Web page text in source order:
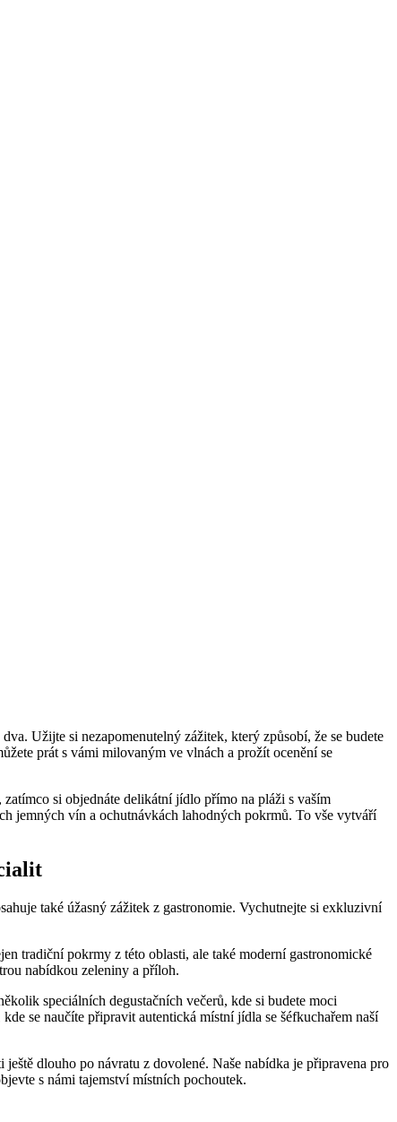
Užijte si nezapomenutelný zážitek, který ‍způsobí, že se budete
prát​ s vámi milovaným ve vlnách a prožít⁤ ocenění se
⁤si ​objednáte delikátní⁣ jídlo přímo na‍ pláži s vaším
jemných ⁢vín a ochutnávkách lahodných pokrmů.‌ To vše ‌vytváří
také ​úžasný ‍zážitek z gastronomie. Vychutnejte si exkluzivní
tradiční ‌pokrmy z této oblasti,‌ ale ⁣také moderní gastronomické
nabídkou ​zeleniny a příloh.
speciálních degustačních večerů,⁤ kde si budete moci
se‌ naučíte připravit autentická místní jídla se šéfkuchařem ⁣naší
dlouho po návratu ⁤z dovolené. ​Naše nabídka je ⁤připravena⁢ pro
s námi tajemství místních pochoutek.